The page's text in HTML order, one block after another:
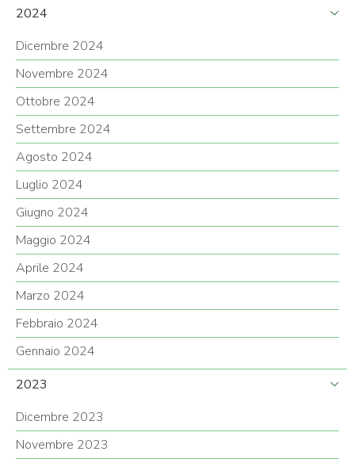
2024
Dicembre 2024
Novembre 2024
Ottobre 2024
Settembre 2024
Agosto 2024
Luglio 2024
Giugno 2024
Maggio 2024
Aprile 2024
Marzo 2024
Febbraio 2024
Gennaio 2024
2023
Dicembre 2023
Novembre 2023